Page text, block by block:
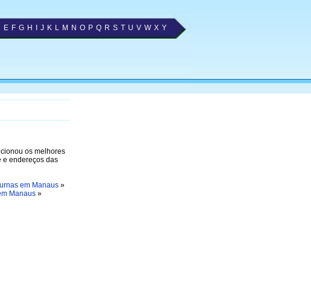
E F G H J K L M N O P Q R S T U V W X Y
os melhores
e endereços das
em Manaus »
Manaus »